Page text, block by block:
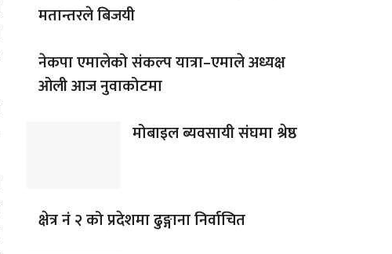
मतान्तरले बिजयी
नेकपा एमालेको संकल्प यात्रा–एमाले अध्यक्ष
ओली आज नुवाकोटमा
मोबाइल ब्यवसायी संघमा श्रेष्ठ
क्षेत्र नं २ को प्रदेशमा ढुङ्गाना निर्वाचित